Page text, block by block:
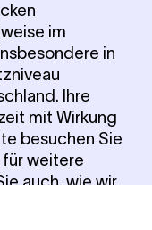
im
in
Ihre
mit Wirkung
besuchen Sie
für weitere
auch, wie wir